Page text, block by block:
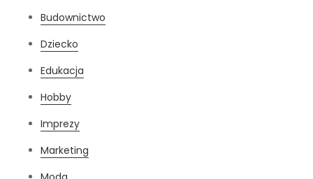
Budownictwo
Dziecko
Edukacja
Hobby
Imprezy
Marketing